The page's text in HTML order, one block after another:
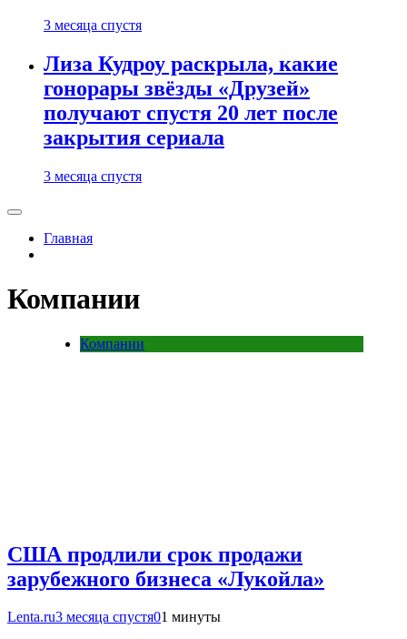
3 месяца спустя
Лиза Кудроу раскрыла, какие
гонорары звёзды «Друзей»
получают спустя 20 лет после
закрытия сериала
3 месяца спустя
Главная
Компании
Компании
США продлили срок продажи
зарубежного бизнеса «Лукойла»
Lenta.ru3 месяца спустя01 минуты